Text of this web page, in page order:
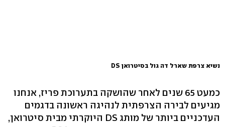
נשיא צרפת שארל דה גול בסיטרואן DS
כמעט 65 שנים לאחר שהושקה בתערוכת פריז, אנחנו
מגיעים לבירה הצרפתית לנהיגה ראשונה בדגמים
העדכניים ביותר של מותג DS היוקרתי מבית סיטרואן,